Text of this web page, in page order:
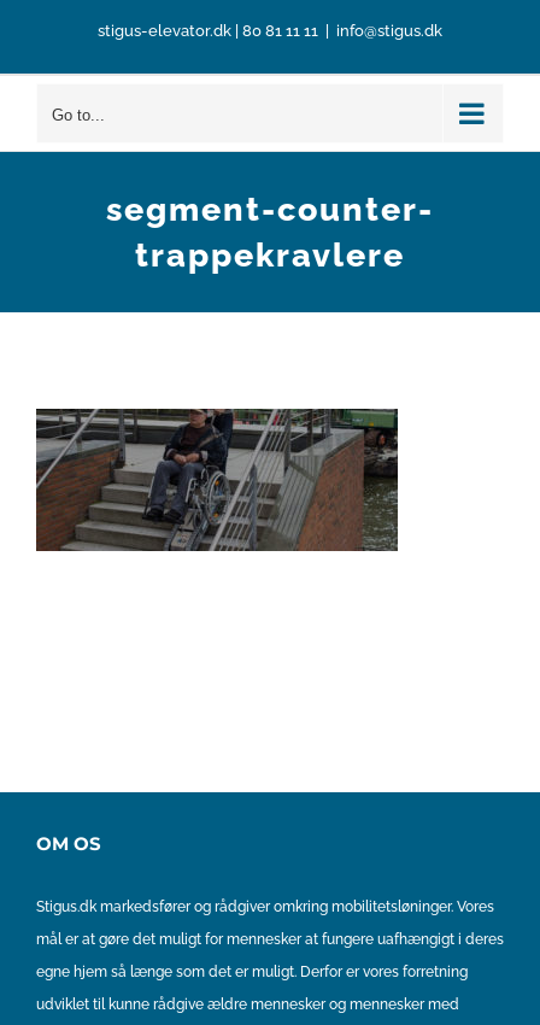
content
stigus-elevator.dk 80 81 11 11 info@stigus.dk
Go to...
segment-counter-
trappekravlere
OM OS
Stigus.dk markedsfører og rådgiver omkring mobilitetsløninger. Vores
mål er at gøre det muligt for mennesker at fungere uafhængigt i deres
egne hjem så længe som det er muligt. Derfor er vores forretning
udviklet til kunne rådgive ældre mennesker og mennesker med